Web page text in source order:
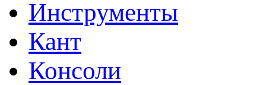
Инструменты
Кант
Консоли